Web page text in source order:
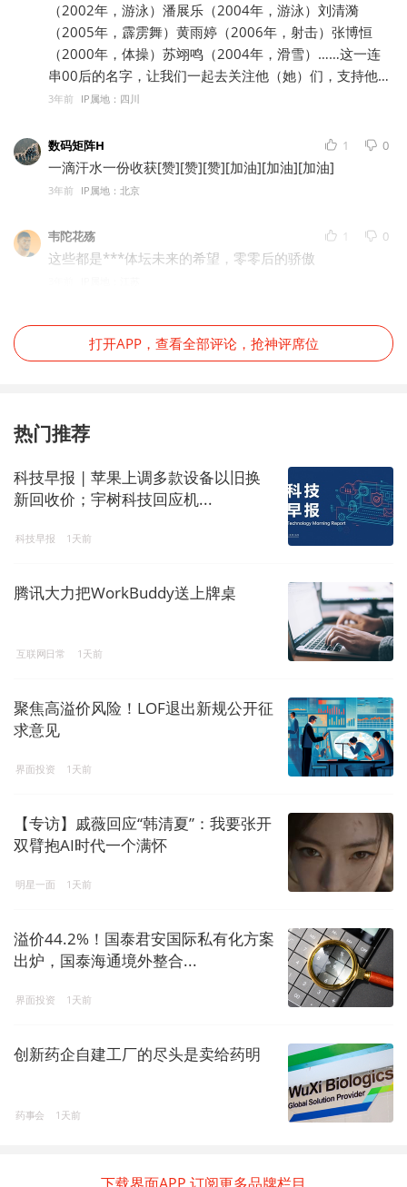
（2002年，游泳）潘展乐（2004年，游泳）刘清漪
（2005年，霹雳舞）黄雨婷（2006年，射击）张博恒
（2000年，体操）苏翊鸣（2004年，滑雪）……这一连
串00后的名字，让我们一起去关注他（她）们，支持他
（她）们，见证他（她）们在未来五年到十年里，代表咱
3年前 IP属地：四川
数码矩阵H 1 0
一滴汗水一份收获[赞][赞][赞][加油][加油][加油]
3年前 IP属地：北京
韦陀花殇 1 0
这些都是***体坛未来的希望，零零后的骄傲
打开APP，查看全部评论，抢神评席位
热门推荐
科技早报 | 苹果上调多款设备以旧换
新回收价；宇树科技回应机...
科技早报 1天前
腾讯大力把WorkBuddy送上牌桌
互联网日常 1天前
聚焦高溢价风险！LOF退出新规公开征
求意见
界面投资 1天前
【专访】戚薇回应“韩清夏”：我要张开
双臂抱AI时代一个满怀
明星一面 1天前
溢价44.2%！国泰君安国际私有化方案
出炉，国泰海通境外整合...
界面投资 1天前
创新药企自建工厂的尽头是卖给药明
药事会 1天前